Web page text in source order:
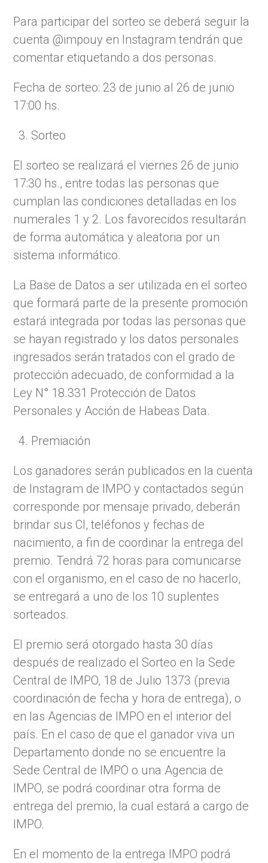
Para participar del sorteo se deberá seguir la
cuenta @impouy en Instagram tendrán que
comentar etiquetando a dos personas.
Fecha de sorteo: 23 de junio al 26 de junio
17:00 hs.
Sorteo
El sorteo se realizará el viernes 26 de junio
17:30 hs., entre todas las personas que
cumplan las condiciones detalladas en los
numerales 1 y 2. Los favorecidos resultarán
de forma automática y aleatoria por un
sistema informático.
La Base de Datos a ser utilizada en el sorteo
que formará parte de la presente promoción
estará integrada por todas las personas que
se hayan registrado y los datos personales
ingresados serán tratados con el grado de
protección adecuado, de conformidad a la
Ley N° 18.331 Protección de Datos
Personales y Acción de Habeas Data.
Premiación
Los ganadores serán publicados en la cuenta
de Instagram de IMPO y contactados según
corresponde por mensaje privado, deberán
brindar sus CI, teléfonos y fechas de
nacimiento, a fin de coordinar la entrega del
premio. Tendrá 72 horas para comunicarse
con el organismo, en el caso de no hacerlo,
se entregará a uno de los 10 suplentes
sorteados.
El premio será otorgado hasta 30 días
después de realizado el Sorteo en la Sede
Central de IMPO, 18 de Julio 1373 (previa
coordinación de fecha y hora de entrega), o
en las Agencias de IMPO en el interior del
país. En el caso de que el ganador viva un
Departamento donde no se encuentre la
Sede Central de IMPO o una Agencia de
IMPO, se podrá coordinar otra forma de
entrega del premio, la cual estará a cargo de
IMPO.
En el momento de la entrega IMPO podrá